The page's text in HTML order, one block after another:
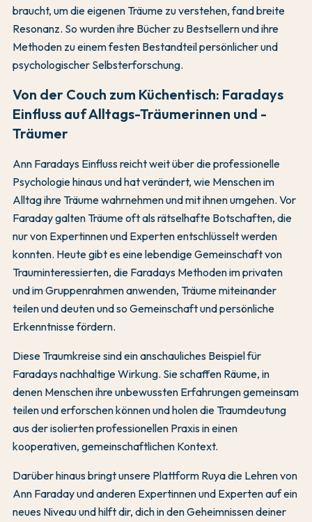
braucht, um die eigenen Träume zu verstehen, fand breite
Resonanz. So wurden ihre Bücher zu Bestsellern und ihre
Methoden zu einem festen Bestandteil persönlicher und
psychologischer Selbsterforschung.
Von der Couch zum Küchentisch: Faradays
Einfluss auf Alltags-Träumerinnen und -
Träumer
Ann Faradays Einfluss reicht weit über die professionelle
Psychologie hinaus und hat verändert, wie Menschen im
Alltag ihre Träume wahrnehmen und mit ihnen umgehen. Vor
Faraday galten Träume oft als rätselhafte Botschaften, die
nur von Expertinnen und Experten entschlüsselt werden
konnten. Heute gibt es eine lebendige Gemeinschaft von
Trauminteressierten, die Faradays Methoden im privaten
und im Gruppenrahmen anwenden, Träume miteinander
teilen und deuten und so Gemeinschaft und persönliche
Erkenntnisse fördern.
Diese Traumkreise sind ein anschauliches Beispiel für
Faradays nachhaltige Wirkung. Sie schaffen Räume, in
denen Menschen ihre unbewussten Erfahrungen gemeinsam
teilen und erforschen können und holen die Traumdeutung
aus der isolierten professionellen Praxis in einen
kooperativen, gemeinschaftlichen Kontext.
Darüber hinaus bringt unsere Plattform Ruya die Lehren von
Ann Faraday und anderen Expertinnen und Experten auf ein
neues Niveau und hilft dir, dich in den Geheimnissen deiner